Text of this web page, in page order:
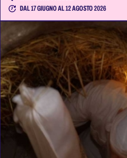
DAL 17 GIUGNO AL 12 AGOSTO 2026